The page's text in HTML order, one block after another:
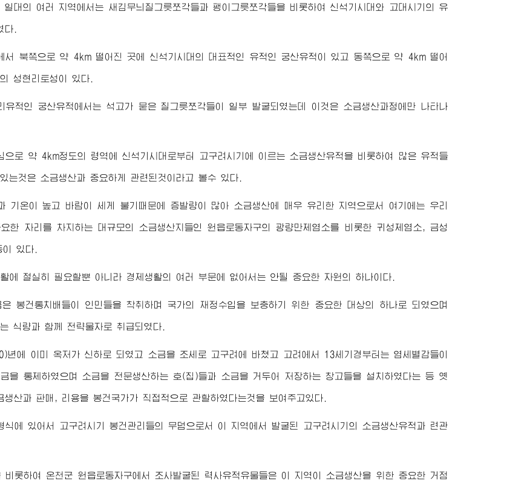
대의 여러 지역에서는 새김무늬질그릇쪼각들과 팽이그릇쪼각들을 비롯하여 신석기시대와 고대시기의 유
다.
서 북쪽으로 약 4km 떨어진 곳에 신석기시대의 대표적인 유적인 궁산유적이 있고 동쪽으로 약 4km 떨어
성현리토성이 있다.
유적인 궁산유적에서는 석고가 묻은 질그릇쪼각들이 일부 발굴되였는데 이것은 소금생산과정에만 나타나
으로 약 4km정도의 령역에 신석기시대로부터 고구려시기에 이르는 소금생산유적을 비롯하여 많은 유적들
는것은 소금생산과 중요하게 관련된것이라고 볼수 있다.
기온이 높고 바람이 세게 불기때문에 증발량이 많아 소금생산에 매우 유리한 지역으로서 여기에는 우리
요한 자리를 차지하는 대규모의 소금생산지들인 원읍로동자구의 광량만제염소를 비롯한 귀성제염소, 금성
있다.
에 절실히 필요할뿐 아니라 경제생활의 여러 부문에 없어서는 안될 중요한 자원의 하나이다.
봉건통치배들이 인민들을 착취하며 국가의 재정수입을 보충하기 위한 중요한 대상의 하나로 되였으며
식량과 함께 전략물자로 취급되였다.
년에 이미 옥저가 신하로 되였고 소금을 조세로 고구려에 바쳤고 고려에서 13세기경부터는 염세별감들이
금을 통제하였으며 소금을 전문생산하는 호(집)들과 소금을 거두어 저장하는 창고들을 설치하였다는 등 옛
생산과 판매, 리용을 봉건국가가 직접적으로 관할하였다는것을 보여주고있다.
식에 있어서 고구려시기 봉건관리들의 무덤으로서 이 지역에서 발굴된 고구려시기의 소금생산유적과 련관
비롯하여 온천군 원읍로동자구에서 조사발굴된 력사유적유물들은 이 지역이 소금생산을 위한 중요한 거점